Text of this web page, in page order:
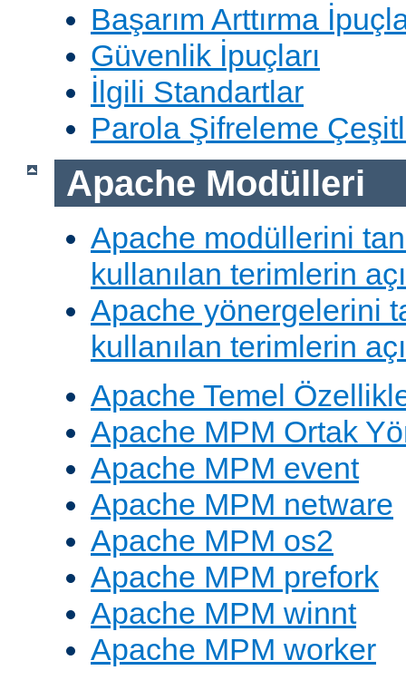
Başarım Arttırma
Güvenlik İpuçları
İlgili Standartlar
Parola Şifreleme
Apache Modülleri
Apache modüllerini
kullanılan terimlerin
Apache yönergelerini
kullanılan terimlerin
Apache Temel
Apache MPM Ortak
Apache MPM event
Apache MPM netware
Apache MPM os2
Apache MPM prefork
Apache MPM winnt
Apache MPM worker